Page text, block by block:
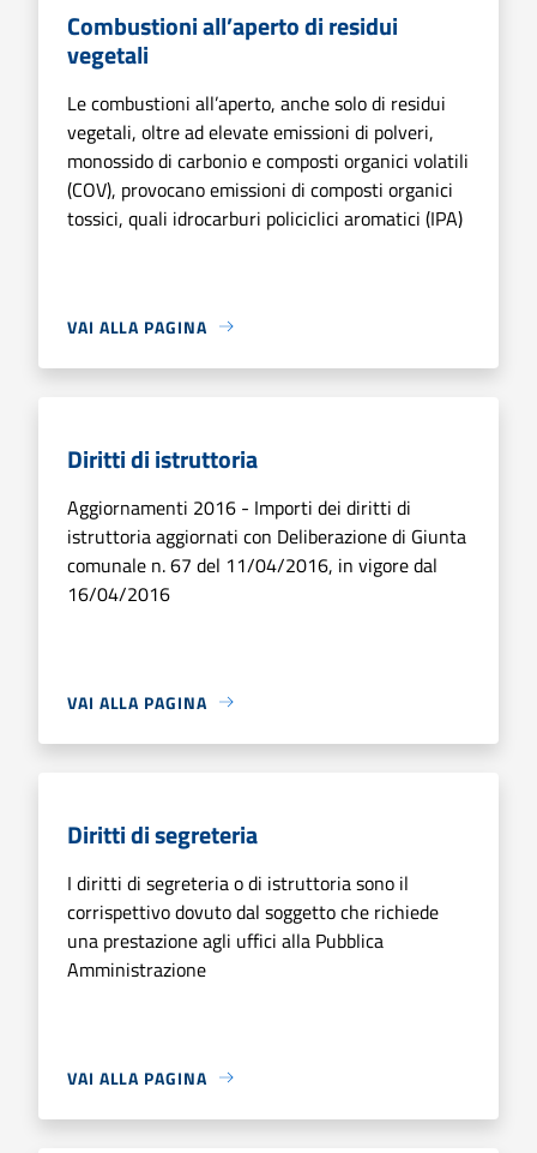
Combustioni all’aperto di residui
vegetali
Le combustioni all’aperto, anche solo di residui
vegetali, oltre ad elevate emissioni di polveri,
monossido di carbonio e composti organici volatili
(COV), provocano emissioni di composti organici
tossici, quali idrocarburi policiclici aromatici (IPA)
VAI ALLA PAGINA
Diritti di istruttoria
Aggiornamenti 2016 - Importi dei diritti di
istruttoria aggiornati con Deliberazione di Giunta
comunale n. 67 del 11/04/2016, in vigore dal
16/04/2016
VAI ALLA PAGINA
Diritti di segreteria
I diritti di segreteria o di istruttoria sono il
corrispettivo dovuto dal soggetto che richiede
una prestazione agli uffici alla Pubblica
Amministrazione
VAI ALLA PAGINA